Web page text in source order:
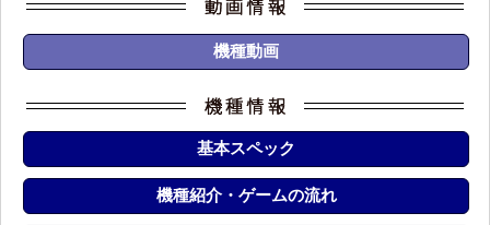
機種動画
基本スペック
機種紹介・ゲームの流れ